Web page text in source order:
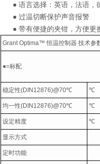
● 语言选择：英语，法语，
● 过温切断保护声音报警
● 带有便捷的夹钳，方便更
Grant Optima™恒温控制器 技术参
●=标配
稳定性(DIN12876)@70℃ ℃
均一性(DIN12876)@70℃ ℃
设定精度 ℃
显示方式
定时功能